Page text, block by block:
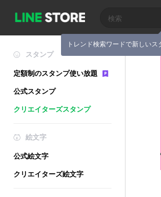
トレンド検索ワードで新しいス
スタンプ
定額制のスタンプ使い放題
公式スタンプ
クリエイターズスタンプ
絵文字
公式絵文字
クリエイターズ絵文字